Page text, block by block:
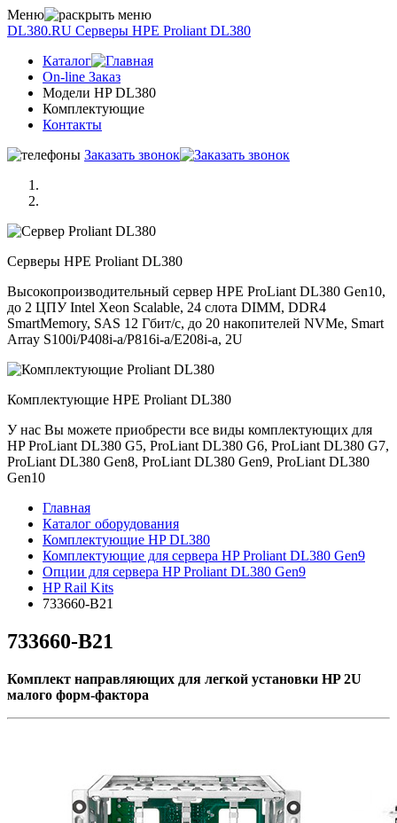
Меню
DL380.RU Серверы НРE Prоliаnt DL380
Каталог
On-line Заказ
Модели HP DL380
Комплектующие
Контакты
Заказать звонок
Серверы НРE Prоliаnt DL380
Высокопроизводительный сервер HPE ProLiant DL380 Gen10,
до 2 ЦПУ Intel Xeon Scalable, 24 слота DIMM, DDR4
SmartMemory, SAS 12 Гбит/с, до 20 накопителей NVMe, Smart
Array S100i/P408i-a/P816i-a/E208i-a, 2U
Комплектующие НРE Prоliаnt DL380
У нас Вы можете приобрести все виды комплектующих для
HP ProLiant DL380 G5, ProLiant DL380 G6, ProLiant DL380 G7,
ProLiant DL380 Gen8, ProLiant DL380 Gen9, ProLiant DL380
Gen10
Главная
Каталог оборудования
Комплектующие HP DL380
Комплектующие для сервера HP Proliant DL380 Gen9
Опции для сервера HP Proliant DL380 Gen9
HP Rail Kits
733660-B21
733660-B21
Комплект направляющих для легкой установки HP 2U
малого форм-фактора